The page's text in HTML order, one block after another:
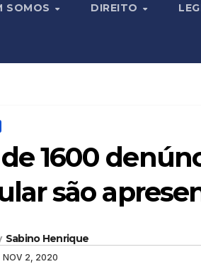
SOMOS DIREITO
1600
são
Sabino Henrique
NOV 2, 2020